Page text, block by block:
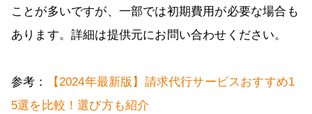
ことが多いですが、一部では初期費用が必要な場合も
あります。詳細は提供元にお問い合わせください。
参考：
【2024年最新版】請求代行サービスおすすめ1
5選を比較！選び方も紹介